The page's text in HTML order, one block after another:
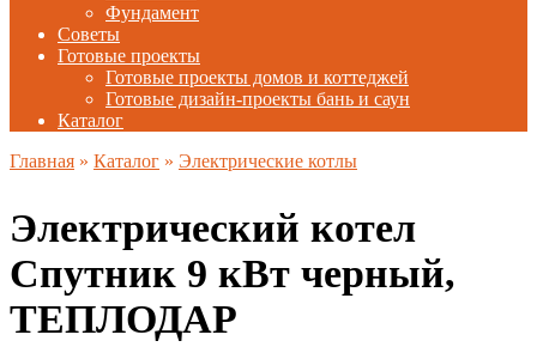
Фундамент
Советы
Готовые проекты
Готовые проекты домов и коттеджей
Готовые дизайн-проекты бань и саун
Каталог
Главная » Каталог » Электрические котлы
Электрический котел
Спутник 9 кВт черный,
ТЕПЛОДАР